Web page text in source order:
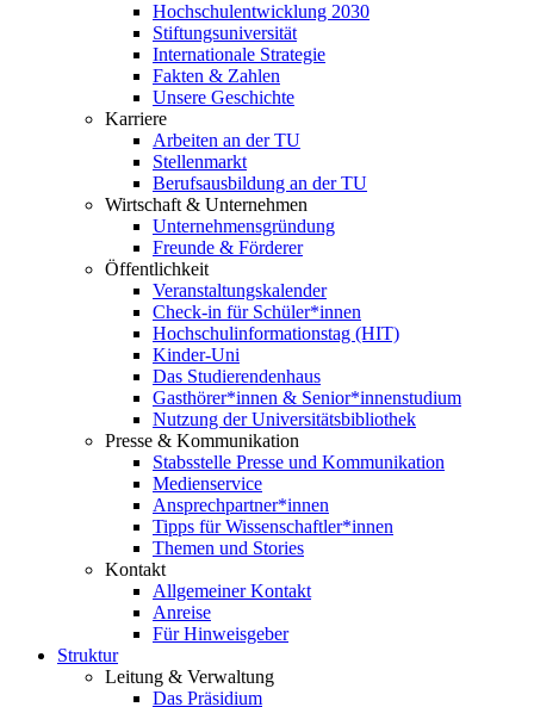
Hochschulentwicklung 2030
Stiftungsuniversität
Internationale Strategie
Fakten & Zahlen
Unsere Geschichte
Karriere
Arbeiten an der TU
Stellenmarkt
Berufsausbildung an der TU
Wirtschaft & Unternehmen
Unternehmensgründung
Freunde & Förderer
Öffentlichkeit
Veranstaltungskalender
Check-in für Schüler*innen
Hochschulinformationstag (HIT)
Kinder-Uni
Das Studierendenhaus
Gasthörer*innen & Senior*innenstudium
Nutzung der Universitätsbibliothek
Presse & Kommunikation
Stabsstelle Presse und Kommunikation
Medienservice
Ansprechpartner*innen
Tipps für Wissenschaftler*innen
Themen und Stories
Kontakt
Allgemeiner Kontakt
Anreise
Für Hinweisgeber
Struktur
Leitung & Verwaltung
Das Präsidium